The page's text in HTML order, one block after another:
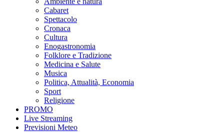
Cabaret
Spettacolo
Cronaca
Cultura
Enogastronomia
Folklore e Tradizione
Medicina e Salute
Musica
Politica, Attualità, Economia
Sport
Religione
PROMO
Live Streaming
Previsioni Meteo